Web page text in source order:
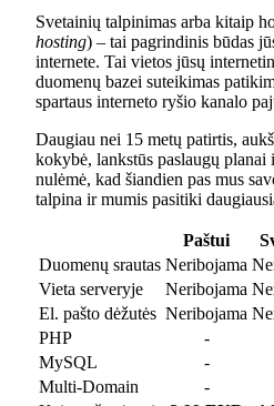
Svetainių talpinimas arba kitaip
hosting) – tai pagrindinis būdas
internete. Tai vietos jūsų
duomenų bazei suteikimas
spartaus interneto ryšio kanalo
Daugiau nei 15 metų patirtis,
kokybė, lankstūs paslaugų planai
nulėmė, kad šiandien pas mus
talpina ir mumis pasitiki
Paštui
Duomenų srautas Neribojama
Vieta serveryje
Neribojama
El. pašto dėžutės Neribojama
PHP
-
MySQL
-
Multi-Domain
-